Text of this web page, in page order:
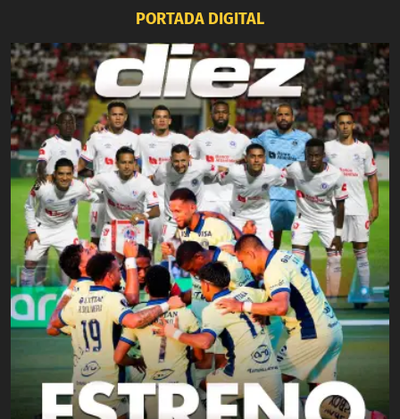
PORTADA DIGITAL